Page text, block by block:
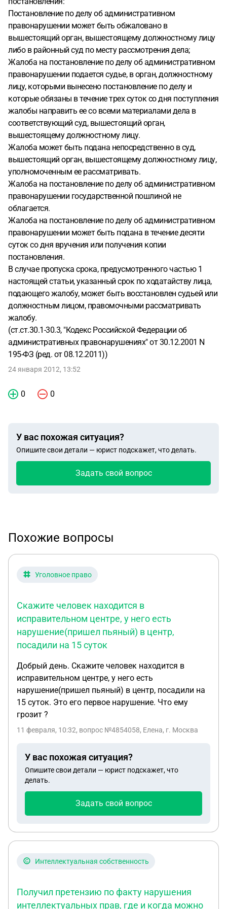
Постановление по делу об административном
правонарушении может быть обжаловано в
вышестоящий орган, вышестоящему должностному лицу
либо в районный суд по месту рассмотрения дела;
Жалоба на постановление по делу об административном
правонарушении подается судье, в орган, должностному
лицу, которыми вынесено постановление по делу и
которые обязаны в течение трех суток со дня поступления
жалобы направить ее со всеми материалами дела в
соответствующий суд, вышестоящий орган,
вышестоящему должностному лицу.
Жалоба может быть подана непосредственно в суд,
вышестоящий орган, вышестоящему должностному лицу,
уполномоченным ее рассматривать.
Жалоба на постановление по делу об административном
правонарушении государственной пошлиной не
облагается.
Жалоба на постановление по делу об административном
правонарушении может быть подана в течение десяти
суток со дня вручения или получения копии
постановления.
В случае пропуска срока, предусмотренного частью 1
настоящей статьи, указанный срок по ходатайству лица,
подающего жалобу, может быть восстановлен судьей или
должностным лицом, правомочными рассматривать
жалобу.
(ст.ст.30.1-30.3, "Кодекс Российской Федерации об
административных правонарушениях" от 30.12.2001 N
195-ФЗ (ред. от 08.12.2011))
24 января 2012, 13:52
0 0
У вас похожая ситуация?
Опишите свои детали — юрист подскажет, что делать.
Задать свой вопрос
Похожие вопросы
Уголовное право
Скажите человек находится в
исправительном центре, у него есть
нарушение(пришел пьяный) в центр,
посадили на 15 суток
Добрый день. Скажите человек находится в
исправительном центре, у него есть
нарушение(пришел пьяный) в центр, посадили на
15 суток. Это его первое нарушение. Что ему
грозит ?
11 февраля, 10:32, вопрос №4854058, Елена, г. Москва
У вас похожая ситуация?
Опишите свои детали — юрист подскажет, что
делать.
Задать свой вопрос
Интеллектуальная собственность
Получил претензию по факту нарушения
интеллектуальных прав, где и когда можно